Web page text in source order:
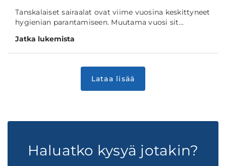
Tanskalaiset sairaalat ovat viime vuosina keskittyneet
hygienian parantamiseen. Muutama vuosi sit...
Jatka lukemista
Haluatko kysyä jotakin?